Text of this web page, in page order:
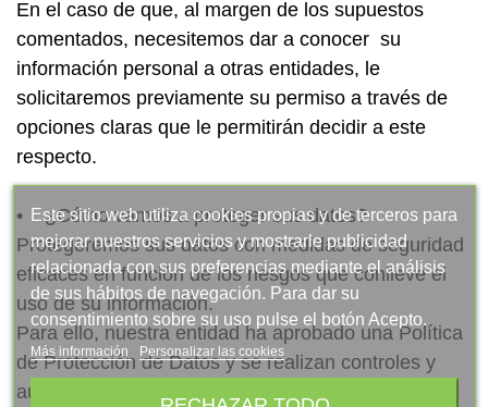
En el caso de que, al margen de los supuestos
comentados, necesitemos dar a conocer su
información personal a otras entidades, le
solicitaremos previamente su permiso a través de
opciones claras que le permitirán decidir a este
respecto.
• ¿Cómo vamos a proteger sus datos?
Protegeremos sus datos con medidas de seguridad
eficaces en función de los riesgos que conlleve el
uso de su información.
Para ello, nuestra entidad ha aprobado una Política
de Protección de Datos y se realizan controles y
auditorías anuales para verificar que sus datos
Este sitio web utiliza cookies propias y de terceros para
mejorar nuestros servicios y mostrarle publicidad
relacionada con sus preferencias mediante el análisis
de sus hábitos de navegación. Para dar su
consentimiento sobre su uso pulse el botón Acepto.
Más información Personalizar las cookies